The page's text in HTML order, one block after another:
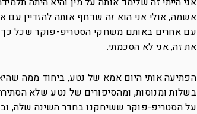
אשמה, אולי אני הוא זה שדחף אותה להזדיין
עם אחרים באותם משחקי הסטריפ-פוקר שכל כך
את זה, אני לא הסכמתי.
הפתיעה אותי היום אמא של נטע, ביחוד ממה
בשלות ומנוסות, ומהסיפורים של נטע שלא
על הסטריפ-פוקר ששיחקנו בחדר השינה שלה,